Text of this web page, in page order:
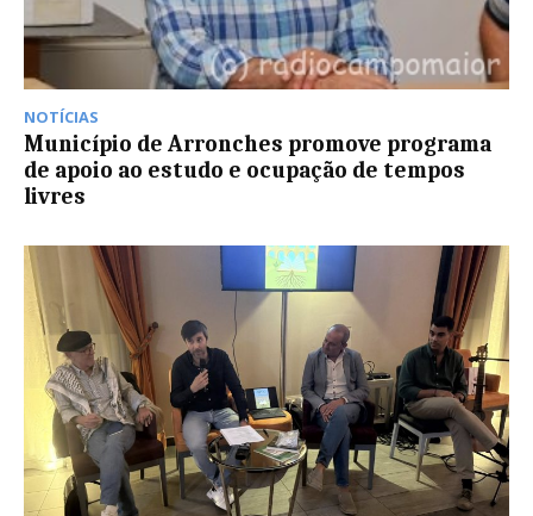
NOTÍCIAS
Município de Arronches promove programa
de apoio ao estudo e ocupação de tempos
livres